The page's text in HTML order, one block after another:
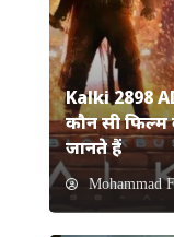
Kalki 2898
कौन सी
जानते हैं
Mohammad